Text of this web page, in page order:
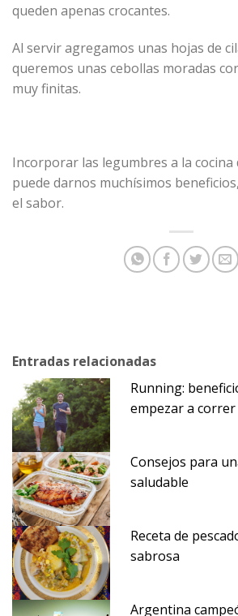
queden apenas crocantes.
Al servir agregamos unas hojas de
queremos unas cebollas moradas
muy finitas.
Incorporar las legumbres a la cocina
puede darnos muchísimos
el sabor.
Entradas relacionadas
Running:
empezar a correr
Consejos para
saludable
Receta de
sabrosa
Argentina